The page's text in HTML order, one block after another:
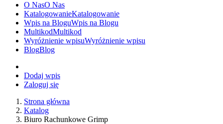
O NasO Nas
KatalogowanieKatalogowanie
Wpis na BloguWpis na Blogu
MultikodMultikod
Wyróżnienie wpisuWyróżnienie wpisu
BlogBlog
Dodaj wpis
Zaloguj się
Strona główna
Katalog
Biuro Rachunkowe Grimp